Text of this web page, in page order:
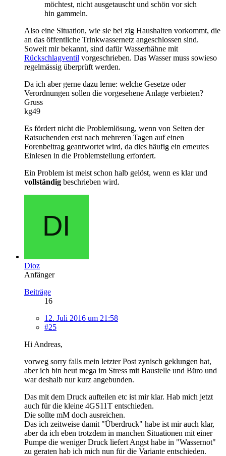
möchtest, nicht ausgetauscht und schön vor sich
hin gammeln.
Also eine Situation, wie sie bei zig Haushalten vorkommt, die
an das öffentliche Trinkwassernetz angeschlossen sind.
Soweit mir bekannt, sind dafür Wasserhähne mit
Rückschlagventil vorgeschrieben. Das Wasser muss sowieso
regelmässig überprüft werden.
Da ich aber gerne dazu lerne: welche Gesetze oder
Verordnungen sollen die vorgesehene Anlage verbieten?
Gruss
kg49
Es fördert nicht die Problemlösung, wenn von Seiten der
Ratsuchenden erst nach mehreren Tagen auf einen
Forenbeitrag geantwortet wird, da dies häufig ein erneutes
Einlesen in die Problemstellung erfordert.
Ein Problem ist meist schon halb gelöst, wenn es klar und
vollständig beschrieben wird.
Dioz
Anfänger
Beiträge
16
12. Juli 2016 um 21:58
#25
Hi Andreas,
vorweg sorry falls mein letzter Post zynisch geklungen hat,
aber ich bin heut mega im Stress mit Baustelle und Büro und
war deshalb nur kurz angebunden.
Das mit dem Druck aufteilen etc ist mir klar. Hab mich jetzt
auch für die kleine 4GS11T entschieden.
Die sollte mM doch ausreichen.
Das ich zeitweise damit "Überdruck" habe ist mir auch klar,
aber da ich eben trotzdem in manchen Situationen mit einer
Pumpe die weniger Druck liefert Angst habe in "Wassernot"
zu geraten hab ich mich nun für die Variante entschieden.